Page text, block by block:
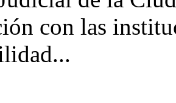
con las